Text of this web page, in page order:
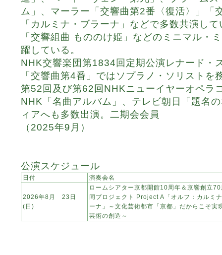
ム」、マーラー「交響曲第2番〈復活〉」「
「カルミナ・ブラーナ」などで多数共演し
「交響組曲 もののけ姫」などのミニマル・
躍している。
NHK交響楽団第1834回定期公演レナード・
「交響曲第4番」ではソプラノ・ソリストを
第52回及び第62回NHKニューイヤーオペラ
NHK「名曲アルバム」、テレビ朝日「題名
ィアへも多数出演。二期会会員
（2025年9月）
公演スケジュール
日付 演奏会名
2026年8月 23日
(日)
ロームシアター京都開館10周年＆京響創立
同プロジェクト Project A「オルフ：カルミ
ーナ」～文化芸術都市「京都」だからこそ実
芸術の創造～